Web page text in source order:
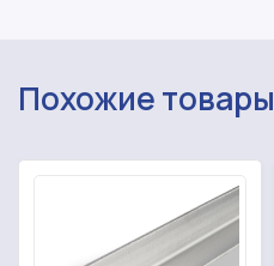
Похожие товары